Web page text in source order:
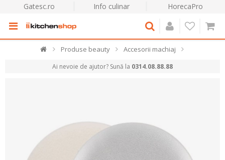
Gatesc.ro Info culinar HorecaPro
Produse beauty Accesorii machiaj
Ai nevoie de ajutor? Sună la 0314.08.88.88